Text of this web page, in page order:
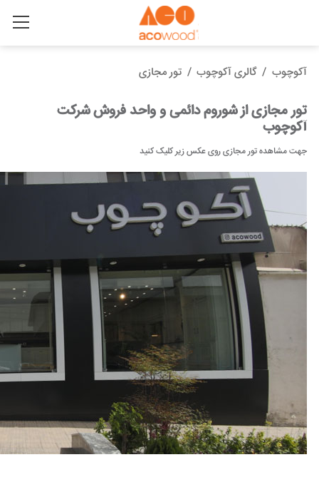
آکوچوب / گالری آکوچوب / تور مجازی
تور مجازی از شوروم دائمی و واحد فروش شرکت
آکوچوب
جهت مشاهده تور مجازی روی عکس زیر کلیک کنید